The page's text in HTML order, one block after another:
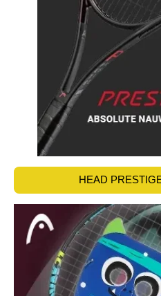
HEAD